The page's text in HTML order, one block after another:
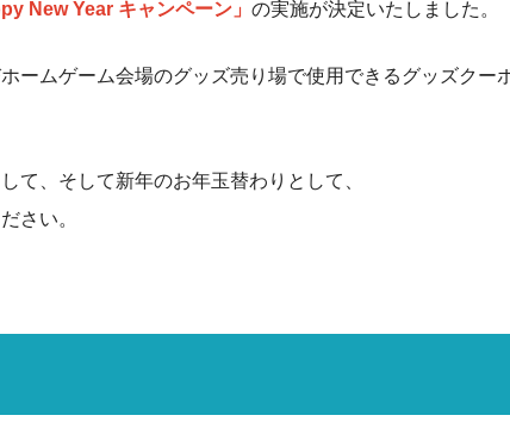
New Year キャンペーン」 の実施が決定いたしました。
ームゲーム会場のグッズ売り場で使用できるグッズクー
て、そして新年のお年玉替わりとして、
さい。